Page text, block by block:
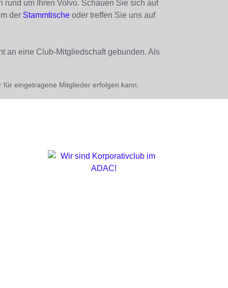
rund um Ihren Volvo. Schauen Sie sich auf
der Stammtische oder treffen Sie uns auf
an eine Club-Mitgliedschaft gebunden. Als
eingetragene Mitglieder erfolgen kann.